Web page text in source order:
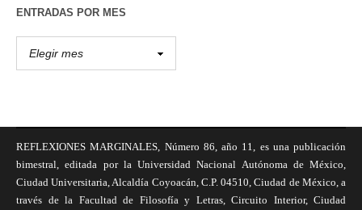
ENTRADAS POR MES
REFLEXIONES MARGINALES, Número 86, año 11, es una publicación
bimestral, editada por la Universidad Nacional Autónoma de México,
Ciudad Universitaria, Alcaldía Coyoacán, C.P. 04510, Ciudad de México, a
través de la Facultad de Filosofía y Letras, Circuito Interior, Ciudad